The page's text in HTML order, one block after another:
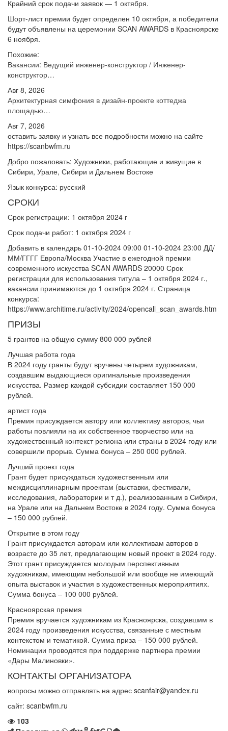
Крайний срок подачи заявок — 1 октября.
Шорт-лист премии будет определен 10 октября, а победители
будут объявлены на церемонии SCAN AWARDS в Красноярске
6 ноября.
Похожие:
Вакансии: Ведущий инженер-конструктор / Инженер-
конструктор…
Авг 8, 2026
Архитектурная симфония в дизайн-проекте коттеджа
площадью…
Авг 7, 2026
оставить заявку и узнать все подробности можно на сайте
https://scanbwfm.ru
Добро пожаловать: Художники, работающие и живущие в
Сибири, Урале, Сибири и Дальнем Востоке
Язык конкурса: русский
СРОКИ
Срок регистрации: 1 октября 2024 г
Срок подачи работ: 1 октября 2024 г
Добавить в календарь 01-10-2024 09:00 01-10-2024 23:00 ДД/
ММ/ГГГГ Европа/Москва Участие в ежегодной премии
современного искусства SCAN AWARDS 20000 Срок
регистрации для использования титула – 1 октября 2024 г.,
вакансии принимаются до 1 октября 2024 г. Страница
конкурса:
https://www.architime.ru/activity/2024/opencall_scan_awards.htm
ПРИЗЫ
5 грантов на общую сумму 800 000 рублей
Лучшая работа года
В 2024 году гранты будут вручены четырем художникам,
создавшим выдающиеся оригинальные произведения
искусства. Размер каждой субсидии составляет 150 000
рублей.
артист года
Премия присуждается автору или коллективу авторов, чьи
работы повлияли на их собственное творчество или на
художественный контекст региона или страны в 2024 году или
совершили прорыв. Сумма бонуса – 250 000 рублей.
Лучший проект года
Грант будет присуждаться художественным или
междисциплинарным проектам (выставки, фестивали,
исследования, лаборатории и т д.), реализованным в Сибири,
на Урале или на Дальнем Востоке в 2024 году. Сумма бонуса
– 150 000 рублей.
Открытие в этом году
Грант присуждается авторам или коллективам авторов в
возрасте до 35 лет, предлагающим новый проект в 2024 году.
Этот грант присуждается молодым перспективным
художникам, имеющим небольшой или вообще не имеющий
опыта выставок и участия в художественных мероприятиях.
Сумма бонуса – 100 000 рублей.
Красноярская премия
Премия вручается художникам из Красноярска, создавшим в
2024 году произведения искусства, связанные с местным
контекстом и тематикой. Сумма приза – 150 000 рублей.
Номинации проводятся при поддержке партнера премии
«Дары Малиновки».
КОНТАКТЫ ОРГАНИЗАТОРА
вопросы можно отправлять на адрес scanfair@yandex.ru
сайт: scanbwfm.ru
103